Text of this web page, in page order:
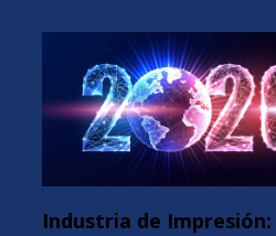
Industria de Impresión: